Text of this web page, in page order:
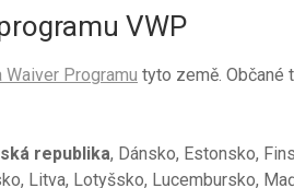
VWP
Waiver Programu tyto země. Občané
republika, Dánsko, Estonsko,
Litva, Lotyšsko, Lucembursko,